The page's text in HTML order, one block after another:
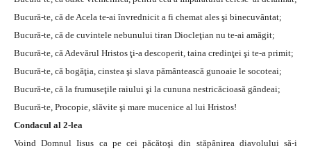
Bucură-te, că de Acela te-ai învrednicit a fi chemat ales şi binecuvântat;
Bucură-te, că de cuvintele nebunului tiran Diocleţian nu te-ai amăgit;
Bucură-te, că Adevărul Hristos ţi-a descoperit, taina credinţei şi te-a primit;
Bucură-te, că bogăţia, cinstea şi slava pământească gunoaie le socoteai;
Bucură-te, că la frumuseţile raiului şi la cununa nestricăcioasă gândeai;
Bucură-te, Procopie, slăvite şi mare mucenice al lui Hristos!
Condacul al 2-lea
Voind Domnul Iisus ca pe cei păcătoşi din stăpânirea diavolului să-i